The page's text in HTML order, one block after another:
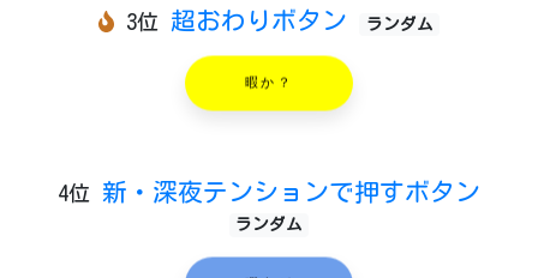
3位 超おわりボタン ランダム
暇か？
4位 新・深夜テンションで押すボタン
ランダム